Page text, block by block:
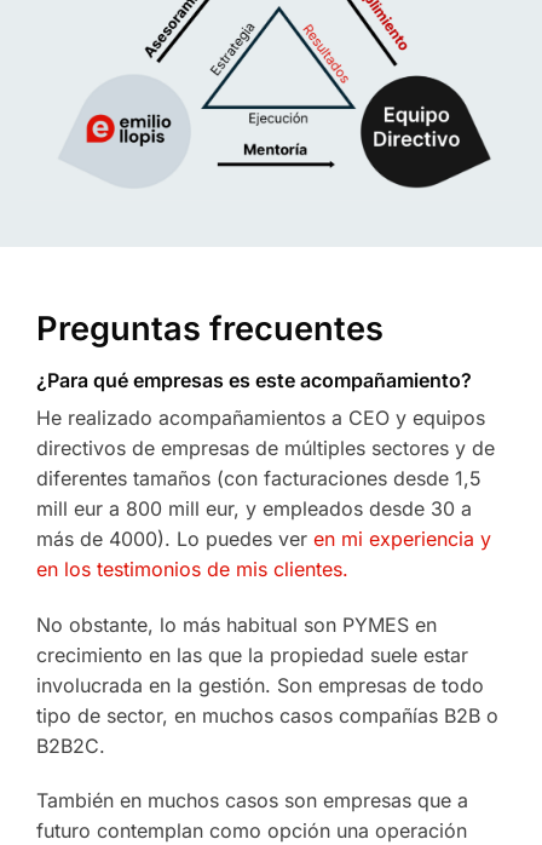
Preguntas frecuentes
¿Para qué empresas es este acompañamiento?
He realizado acompañamientos a CEO y equipos
directivos de empresas de múltiples sectores y de
diferentes tamaños (con facturaciones desde 1,5
mill eur a 800 mill eur, y empleados desde 30 a
más de 4000). Lo puedes ver en mi experiencia y
en los testimonios de mis clientes.
No obstante, lo más habitual son PYMES en
crecimiento en las que la propiedad suele estar
involucrada en la gestión. Son empresas de todo
tipo de sector, en muchos casos compañías B2B o
B2B2C.
También en muchos casos son empresas que a
futuro contemplan como opción una operación